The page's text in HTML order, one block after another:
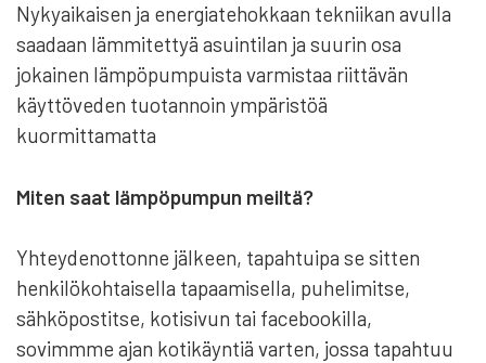
Nykyaikaisen ja energiatehokkaan tekniikan avulla
saadaan lämmitettyä asuintilan ja suurin osa
jokainen lämpöpumpuista varmistaa riittävän
käyttöveden tuotannoin ympäristöä
kuormittamatta
Miten saat lämpöpumpun meiltä?
Yhteydenottonne jälkeen, tapahtuipa se sitten
henkilökohtaisella tapaamisella, puhelimitse,
sähköpostitse, kotisivun tai facebookilla,
sovimmme ajan kotikäyntiä varten, jossa tapahtuu